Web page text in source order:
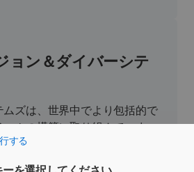
ョン＆ダイバーシテ
ムズは、世界中でより包括的で
ームの構築に取り組んでいま
する